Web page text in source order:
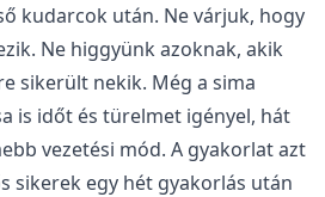
kudarcok után. Ne várjuk, hogy
Ne higgyünk azoknak, akik
sikerült nekik. Még a sima
is időt és türelmet igényel, hát
vezetési mód. A gyakorlat azt
sikerek egy hét gyakorlás után